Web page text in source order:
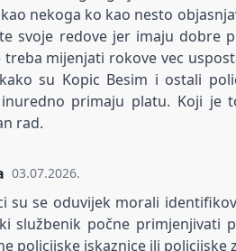
nekoga ko kao nesto
svoje redove jer imaju
treba mijenjati rokove vec
su Kopic Besim i ostali
primaju platu. Koji
rad.
03.07.2026.
su se oduvijek morali
službenik počne primjenjivati
policijske iskaznice ili policijske